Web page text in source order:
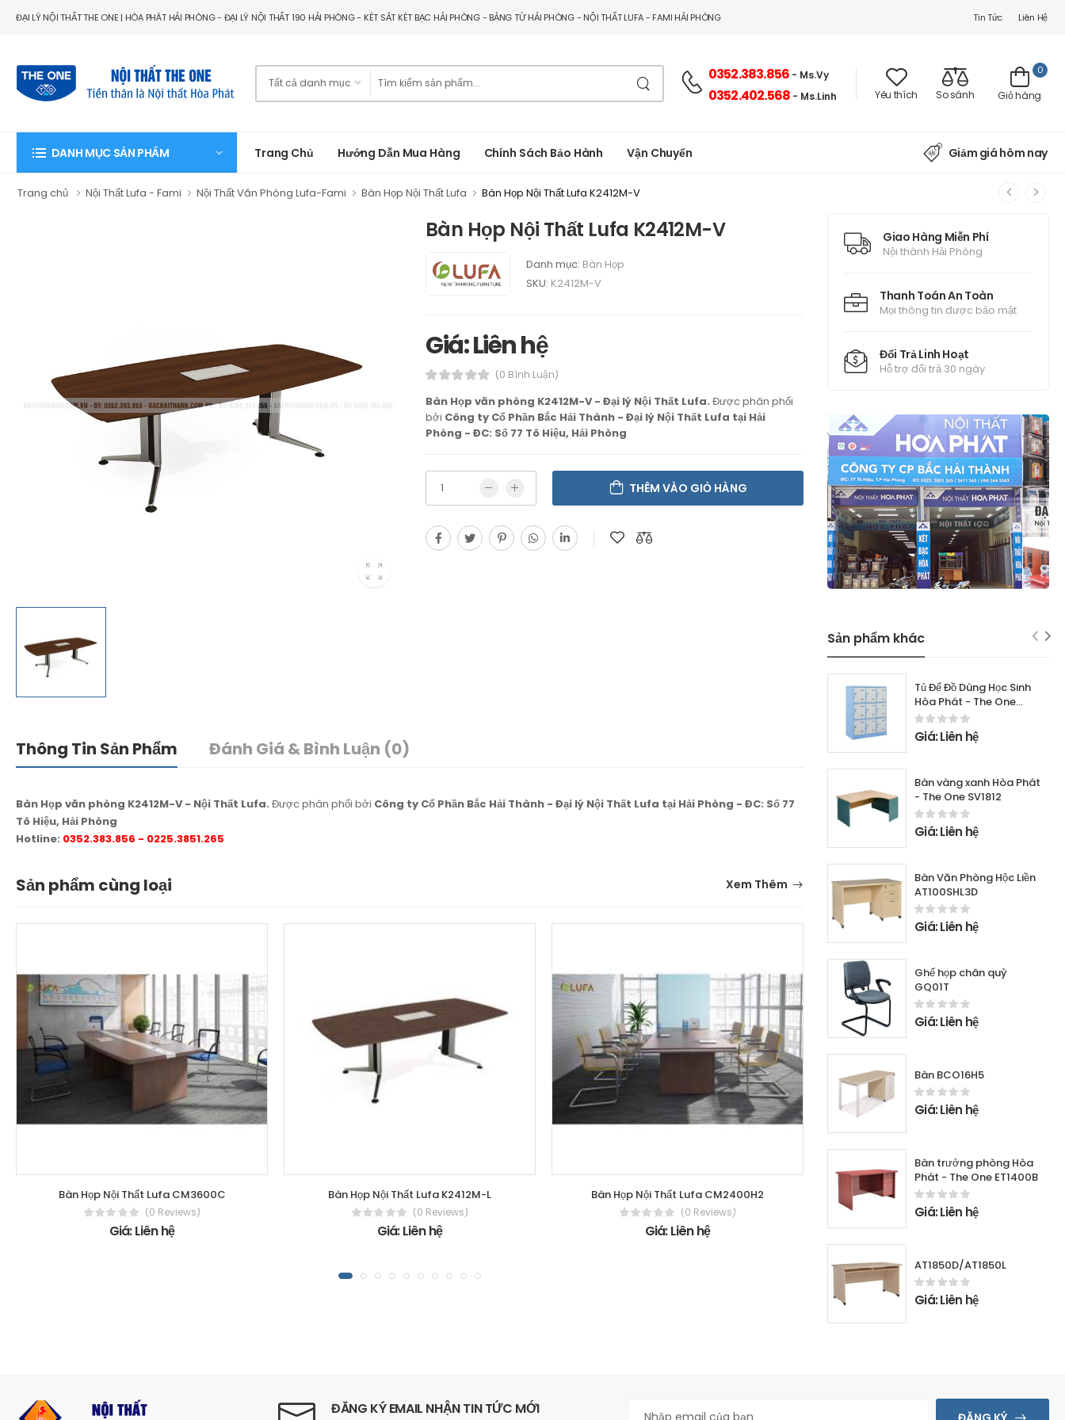
ĐẠI LÝ NỘI THẤT THE ONE | HÒA PHÁT HẢI PHÒNG - ĐẠI LÝ NỘI THẤT 190 HẢI PHÒNG - KÉT SẮT KÉT BẠC HẢI PHÒNG - BẢNG TỪ HẢI PHÒNG - NỘI THẤT LUFA - FAMI HẢI PHÒNG Tin Tức Liên Hệ
0352.383.856 - Ms.Vy
0352.402.568 - Ms.Linh Yêu thích So sánh
0
Giỏ hàng
DANH MỤC SẢN PHẨM Trang Chủ Hướng Dẫn Mua Hàng Chính Sách Bảo Hành Vận Chuyển Giảm giá hôm nay
Trang chủ Nội Thất Lufa - Fami Nội Thất Văn Phòng Lufa-Fami Bàn Họp Nội Thất Lufa Bàn Họp Nội Thất Lufa K2412M-V
Bàn Họp Nội Thất Lufa K2412M-V
Danh mục: Bàn Họp
SKU: K2412M-V
Giá: Liên hệ
(0 Bình Luận)
Bàn Họp văn phòng K2412M-V - Đại lý Nội Thất Lufa. Được phân phối
bởi Công ty Cổ Phần Bắc Hải Thành - Đại lý Nội Thất Lufa tại Hải
Phòng - ĐC: Số 77 Tô Hiệu, Hải Phòng
THÊM VÀO GIỎ HÀNG
Thông Tin Sản Phẩm Đánh Giá & Bình Luận (0)
Bàn Họp văn phòng K2412M-V - Nội Thất Lufa. Được phân phối bởi Công ty Cổ Phần Bắc Hải Thành - Đại lý Nội Thất Lufa tại Hải Phòng - ĐC: Số 77
Tô Hiệu, Hải Phòng
Hotline: 0352.383.856 - 0225.3851.265
Sản phẩm cùng loại Xem Thêm
Bàn Họp Nội Thất Lufa CM3600C
(0 Reviews)
Giá: Liên hệ
Bàn Họp Nội Thất Lufa K2412M-L
(0 Reviews)
Giá: Liên hệ
Bàn Họp Nội Thất Lufa CM2400H2
(0 Reviews)
Giá: Liên hệ
Bàn Họp Nội Thất Lufa TV2412M-L
(0 Reviews)
Giao Hàng Miễn Phí
Nội thành Hải Phòng
Thanh Toán An Toàn
Mọi thông tin được bảo mật
Đổi Trả Linh Hoạt
Hỗ trợ đổi trả 30 ngày
Sản phẩm khác
Tủ Để Đồ Dùng Học Sinh
Hòa Phát - The One
TMG 983-3K
Giá: Liên hệ
Bàn vàng xanh Hòa Phát
- The One SV1812
Giá: Liên hệ
Bàn Văn Phòng Hộc Liền
AT100SHL3D
Giá: Liên hệ
Ghế họp chân quỳ
GQ01T
Giá: Liên hệ
Bàn BCO16H5
Giá: Liên hệ
Bàn trưởng phòng Hòa
Phát - The One ET1400B
Giá: Liên hệ
AT1850D/AT1850L
Giá: Liên hệ
ĐĂNG KÝ EMAIL NHẬN TIN TỨC MỚI